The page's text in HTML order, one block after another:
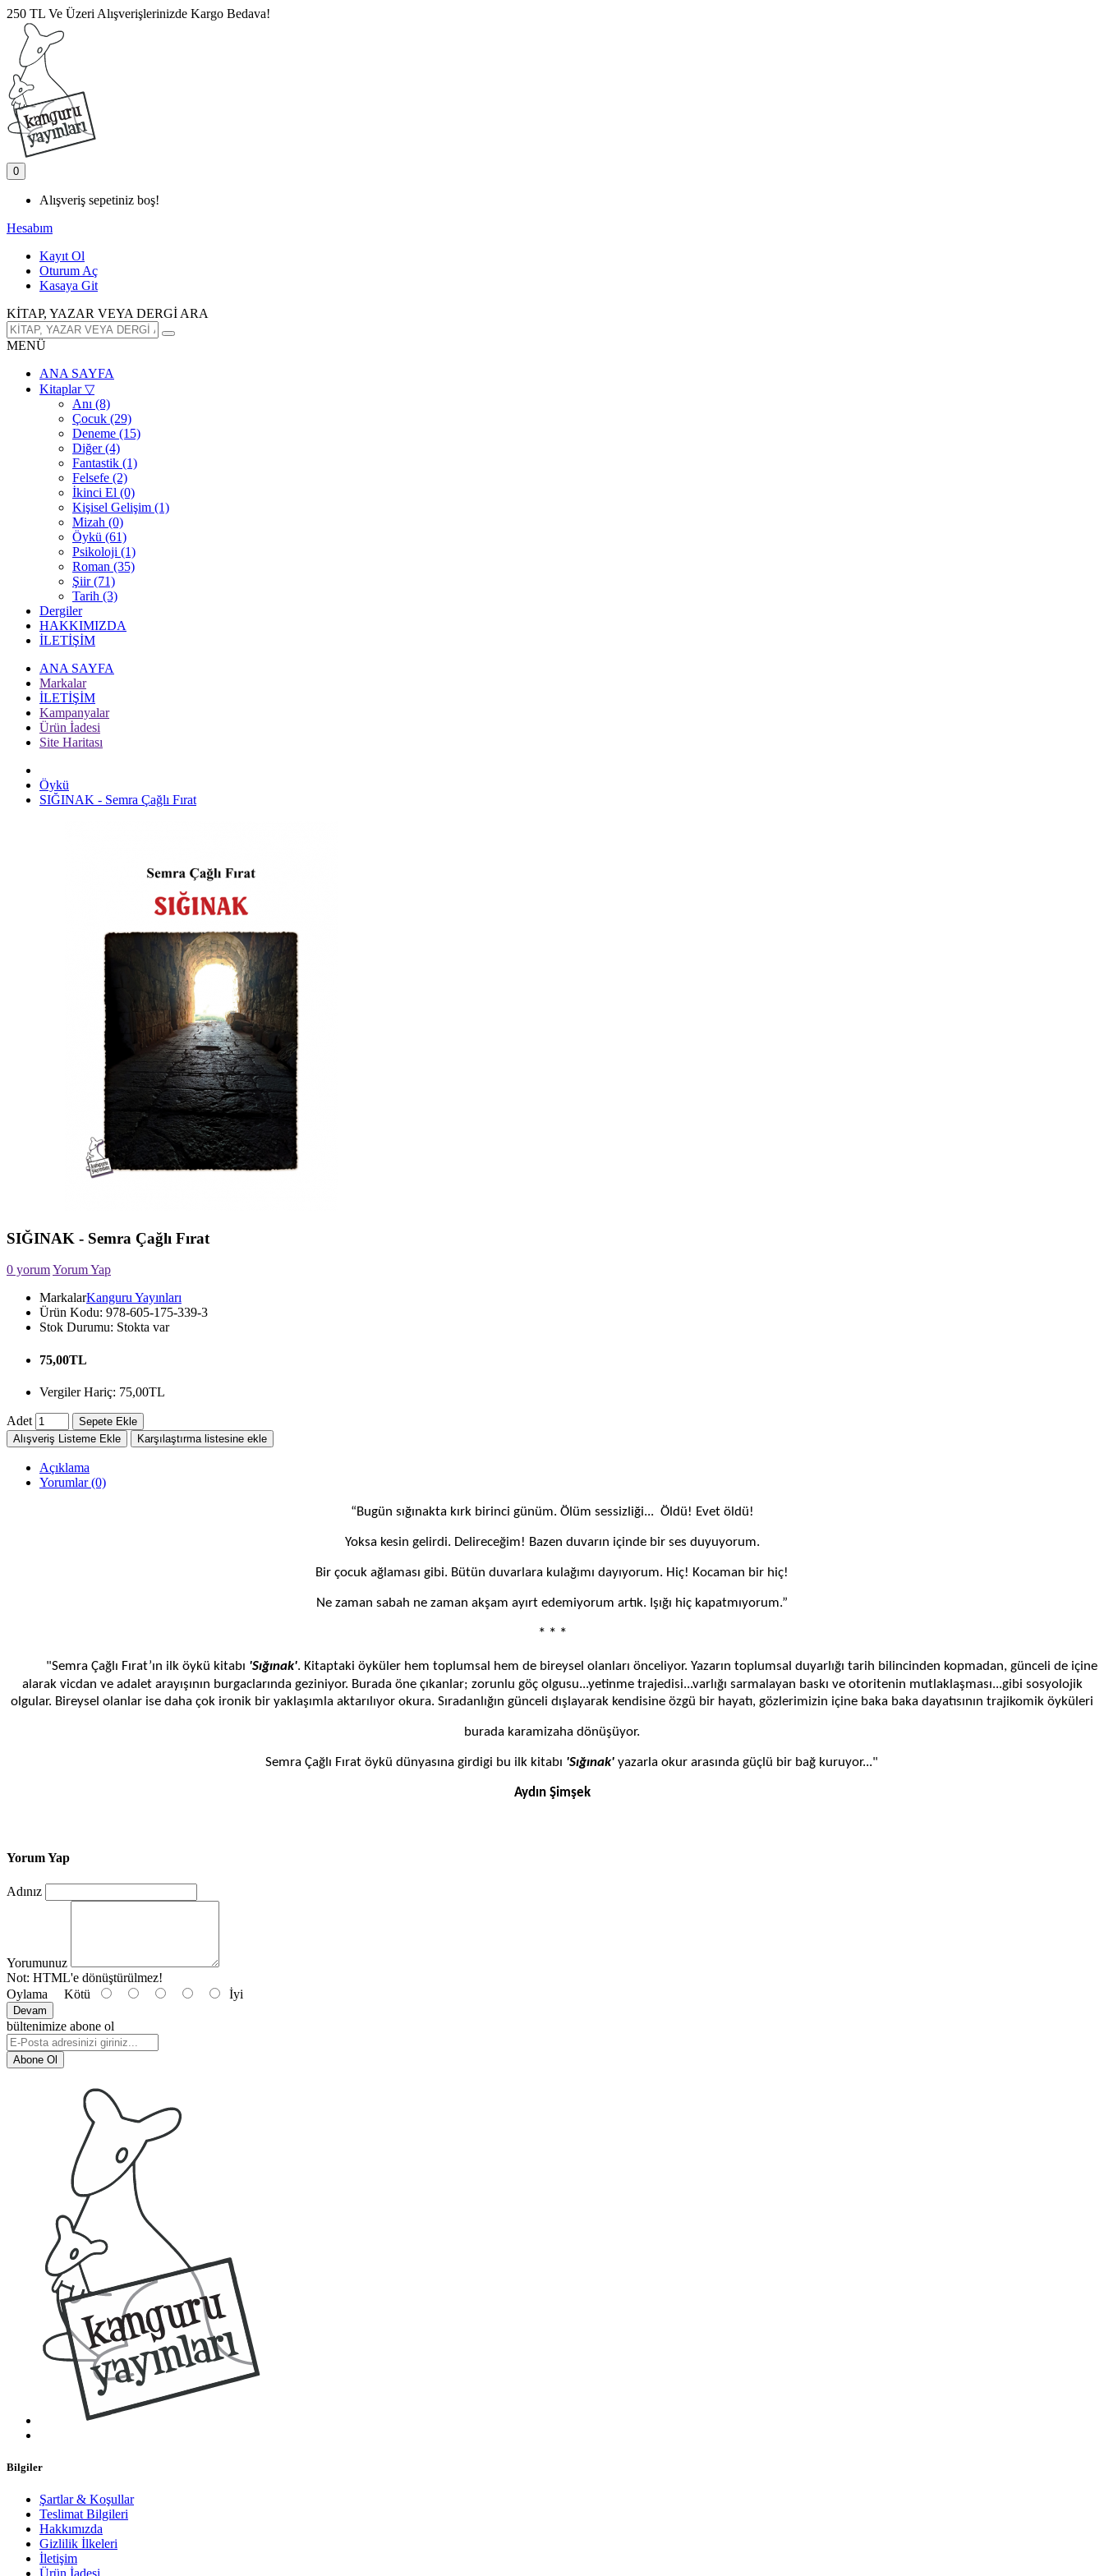
250 TL Ve Üzeri Alışverişlerinizde Kargo Bedava!
0
Alışveriş sepetiniz boş!
Hesabım
Kayıt Ol
Oturum Aç
Kasaya Git
KİTAP, YAZAR VEYA DERGİ ARA
MENÜ
ANA SAYFA
Kitaplar▽
Anı (8)
Çocuk (29)
Deneme (15)
Diğer (4)
Fantastik (1)
Felsefe (2)
İkinci El (0)
Kişisel Gelişim (1)
Mizah (0)
Öykü (61)
Psikoloji (1)
Roman (35)
Şiir (71)
Tarih (3)
Dergiler
HAKKIMIZDA
İLETİŞİM
ANA SAYFA
Markalar
İLETİŞİM
Kampanyalar
Ürün İadesi
Site Haritası
Öykü
SIĞINAK - Semra Çağlı Fırat
SIĞINAK - Semra Çağlı Fırat
0 yorumYorum Yap
MarkalarKanguru Yayınları
Ürün Kodu: 978-605-175-339-3
Stok Durumu: Stokta var
75,00TL
Vergiler Hariç: 75,00TL
Adet
Sepete Ekle
Alışveriş Listeme Ekle
Karşılaştırma listesine ekle
Açıklama
Yorumlar (0)
“Bugün sığınakta kırk birinci günüm. Ölüm sessizliği... Öldü! Evet öldü!
Yoksa kesin gelirdi. Delireceğim! Bazen duvarın içinde bir ses duyuyorum.
Bir çocuk ağlaması gibi. Bütün duvarlara kulağımı dayıyorum. Hiç! Kocaman bir hiç!
Ne zaman sabah ne zaman akşam ayırt edemiyorum artık. Işığı hiç kapatmıyorum.”
* * *
"Semra Çağlı Fırat’ın ilk öykü kitabı 'Sığınak'. Kitaptaki öyküler hem toplumsal hem de bireysel olanları önceliyor. Yazarın toplumsal duyarlığı tarih bilincinden kopmadan, günceli de içine
alarak vicdan ve adalet arayışının burgaclarında geziniyor. Burada öne çıkanlar; zorunlu göç olgusu...yetinme trajedisi...varlığı sarmalayan baskı ve otoritenin mutlaklaşması...gibi sosyolojik
olgular. Bireysel olanlar ise daha çok ironik bir yaklaşımla aktarılıyor okura. Sıradanlığın günceli dışlayarak kendisine özgü bir hayatı, gözlerimizin içine baka baka dayatısının trajikomik öyküleri
burada karamizaha dönüşüyor.
Semra Çağlı Fırat öykü dünyasına girdigi bu ilk kitabı 'Sığınak' yazarla okur arasında güçlü bir bağ kuruyor..."
Aydın Şimşek
Yorum Yap
Adınız
Yorumunuz
Not: HTML'e dönüştürülmez!
Oylama Kötü İyi
Devam
bültenimize abone ol
Abone Ol
Bilgiler
Şartlar & Koşullar
Teslimat Bilgileri
Hakkımızda
Gizlilik İlkeleri
İletişim
Ürün İadesi